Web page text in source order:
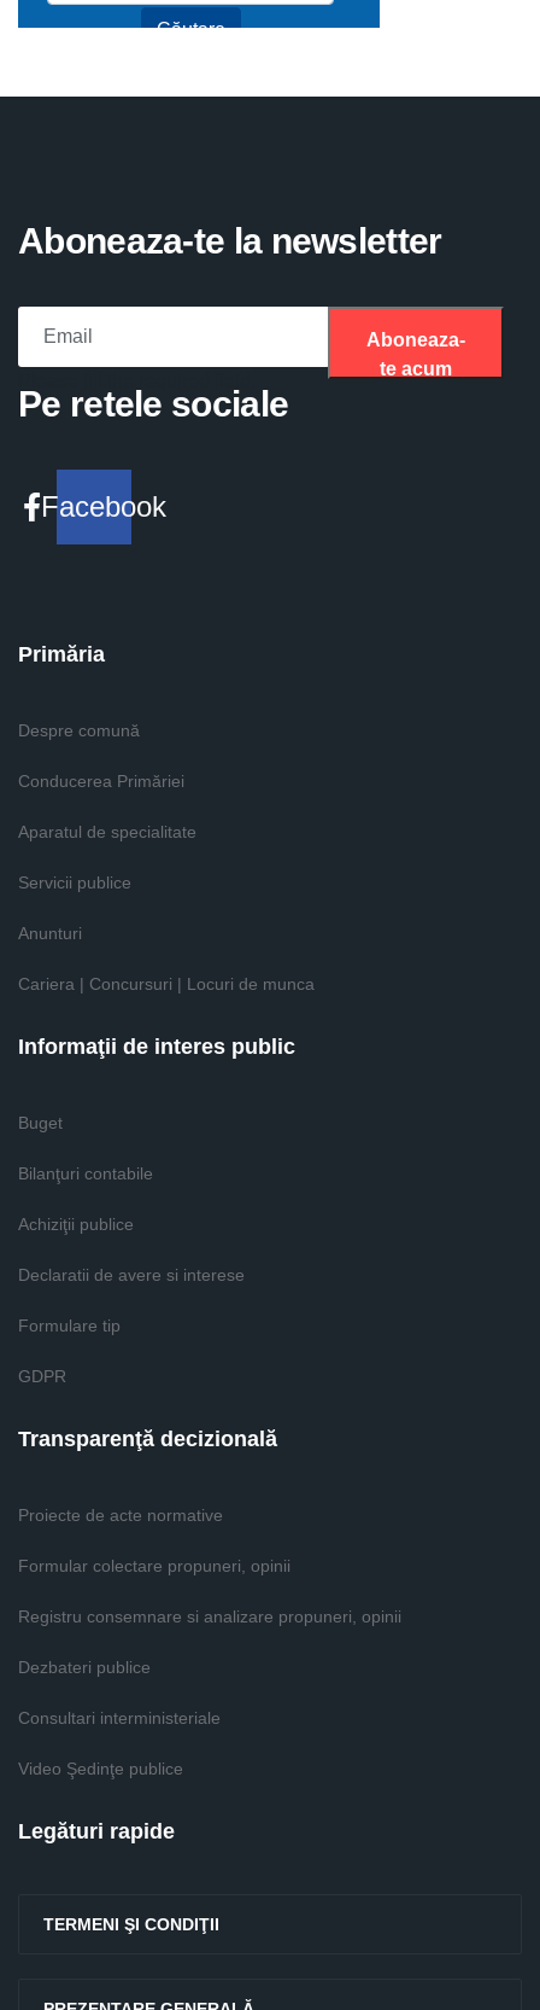
Aboneaza-te la newsletter
Aboneaza-
te acum
Pe retele sociale
Facebook
Primăria
Despre comună
Conducerea Primăriei
Aparatul de specialitate
Servicii publice
Anunturi
Cariera | Concursuri | Locuri de munca
Informaţii de interes public
Buget
Bilanţuri contabile
Achiziţii publice
Declaratii de avere si interese
Formulare tip
GDPR
Transparenţă decizională
Proiecte de acte normative
Formular colectare propuneri, opinii
Registru consemnare si analizare propuneri, opinii
Dezbateri publice
Consultari interministeriale
Video Şedinţe publice
Legături rapide
TERMENI ŞI CONDIŢII